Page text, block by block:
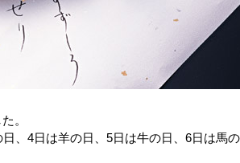
。
、4日は羊の日、5日は牛の日、6日は馬